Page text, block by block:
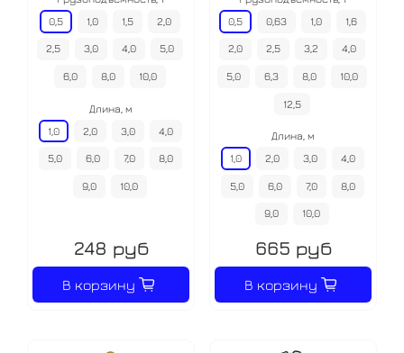
0,5
1,0 1,5 2,0
2,5 3,0 4,0 5,0
6,0 8,0 10,0
Длина, м
1,0
2,0 3,0 4,0
5,0 6,0 7,0 8,0
9,0 10,0
248 руб
В корзину
0,5
0,63 1,0 1,6
2,0 2,5 3,2 4,0
5,0 6,3 8,0 10,0
12,5
Длина, м
1,0
2,0 3,0 4,0
5,0 6,0 7,0 8,0
9,0 10,0
665 руб
В корзину